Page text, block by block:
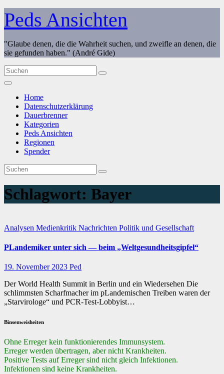
Zum
Inhalt
springen
Peds Ansichten
"Glaube denen, die die Wahrheit suchen, und zweifle an denen, die
sie gefunden haben." (André Gide)
Home
Datenschutzerklärung
Dauerbrenner
Kategorien
Peds Ansichten
Regionen
Spender
Schlagwort: Bayer
Analysen Medienkritik Nachrichten Politik und Gesellschaft
PLandemiker unter sich — beim „Weltgesundheitsgipfel“
19. November 2023 Ped
Der World Health Summit in Berlin und ein Wiedersehen Die
schlimmsten Scharfmacher im pLandemischen Treiben waren der
„Starvirologe“ und PCR-Test-Lobbyist…
Binsenweisheiten
Ohne Erreger kein funktionierendes Immunsystem.
Erreger werden übertragen, aber nicht Krankheiten.
Positive Tests auf Erreger sind nicht gleich Infektionen.
Infektionen sind keine Krankheiten.